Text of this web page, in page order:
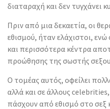
διαταραχή και δεν τυγχάνει
Πριν από μια δεκαετία, οι
εθισμού, ήταν ελάχιστοι,
και περισσότερα κέντρα
προώθησης της σωστής
Ο τομέας αυτός, οφείλει
αλλά και σε άλλους
πάσχουν από εθισμό στο σεξ